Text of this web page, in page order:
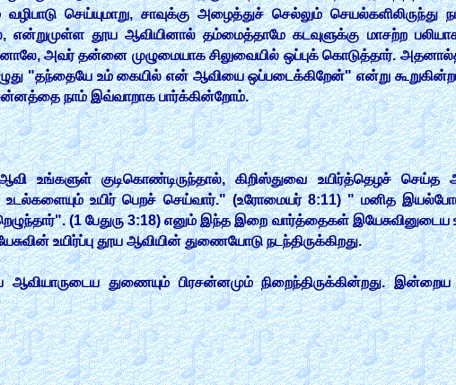
செய்யுமாறு, சாவுக்கு அழைத்துச் செல்லும்
என்றுமுள்ள தூய ஆவியினால் தம்மைத்தாமே கடவுளுக்கு மாசற்ற
அவர் தன்னை முழுமையாக சிலுவையில் ஒப்புக் கொடுத்தார்.
"தந்தையே உம் கையில் என் ஆவியை ஒப்படைக்கிறேன்" என்று
நாம் இவ்வாறாக பார்க்கின்றோம்.
உங்களுள் குடிகொண்டிருந்தால், கிறிஸ்துவை உயிர்த்தெழச் செய்த
உடல்களையும் உயிர் பெறச் செய்வார்." (உரோமையர் 8:11) " மனித
(1 பேதுரு 3:18) எனும் இந்த இறை வார்த்தைகள் இயேசுவினுடைய
உயிர்ப்பு தூய ஆவியின் துணையோடு நடந்திருக்கிறது.
ஆவியாருடைய துணையும் பிரசன்னமும் நிறைந்திருக்கின்றது.